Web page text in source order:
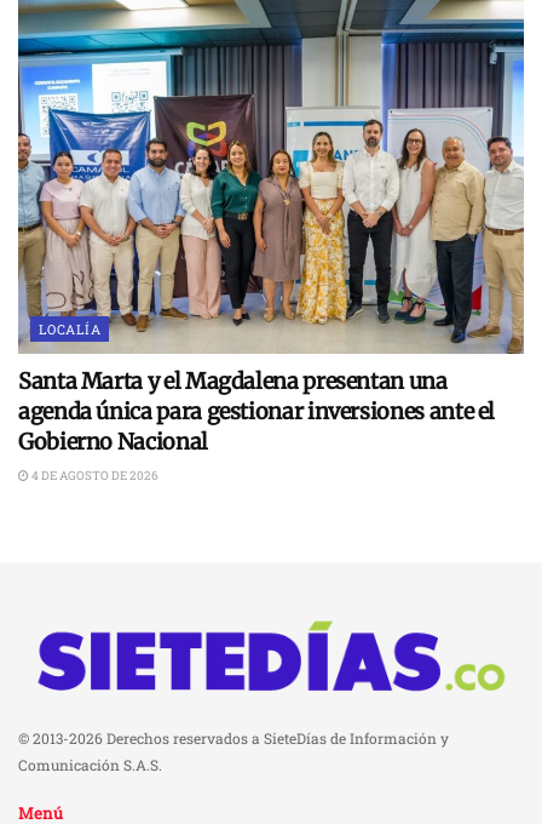
LOCALÍA
Santa Marta y el Magdalena presentan una
agenda única para gestionar inversiones ante el
Gobierno Nacional
4 DE AGOSTO DE 2026
© 2013-2026 Derechos reservados a SieteDías de Información y
Comunicación S.A.S.
Menú